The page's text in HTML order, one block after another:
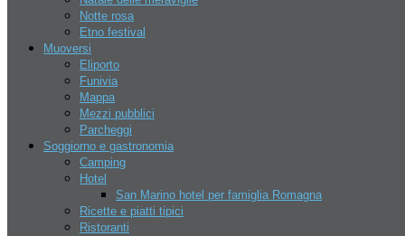
Notte rosa
Etno festival
Muoversi
Eliporto
Funivia
Mappa
Mezzi pubblici
Parcheggi
Soggiorno e gastronomia
Camping
Hotel
San Marino hotel per famiglia Romagna
Ricette e piatti tipici
Ristoranti
La tua pubblicità
Fatti trovare
Affittasi spazi commerciali a RSM
Ultime notizie